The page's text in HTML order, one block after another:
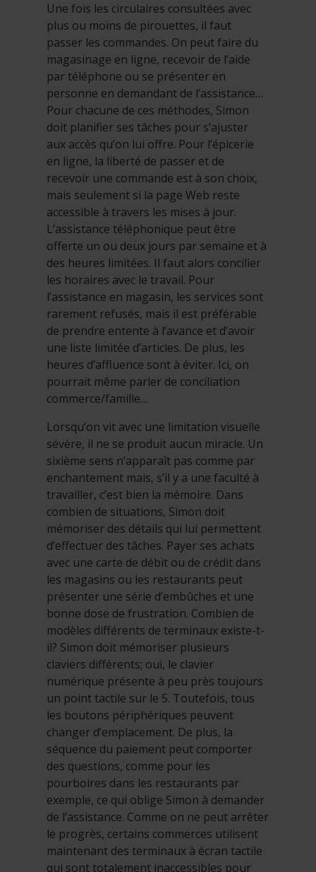
Une fois les circulaires consultées avec
plus ou moins de pirouettes, il faut
passer les commandes. On peut faire du
magasinage en ligne, recevoir de l’aide
par téléphone ou se présenter en
personne en demandant de l’assistance…
Pour chacune de ces méthodes, Simon
doit planifier ses tâches pour s’ajuster
aux accès qu’on lui offre. Pour l’épicerie
en ligne, la liberté de passer et de
recevoir une commande est à son choix,
mais seulement si la page Web reste
accessible à travers les mises à jour.
L’assistance téléphonique peut être
offerte un ou deux jours par semaine et à
des heures limitées. Il faut alors concilier
les horaires avec le travail. Pour
l’assistance en magasin, les services sont
rarement refusés, mais il est préférable
de prendre entente à l’avance et d’avoir
une liste limitée d’articles. De plus, les
heures d’affluence sont à éviter. Ici, on
pourrait même parler de conciliation
commerce/famille…
Lorsqu’on vit avec une limitation visuelle
sévère, il ne se produit aucun miracle. Un
sixième sens n’apparaît pas comme par
enchantement mais, s’il y a une faculté à
travailler, c’est bien la mémoire. Dans
combien de situations, Simon doit
mémoriser des détails qui lui permettent
d’effectuer des tâches. Payer ses achats
avec une carte de débit ou de crédit dans
les magasins ou les restaurants peut
présenter une série d’embûches et une
bonne dose de frustration. Combien de
modèles différents de terminaux existe-t-
il? Simon doit mémoriser plusieurs
claviers différents; oui, le clavier
numérique présente à peu près toujours
un point tactile sur le 5. Toutefois, tous
les boutons périphériques peuvent
changer d’emplacement. De plus, la
séquence du paiement peut comporter
des questions, comme pour les
pourboires dans les restaurants par
exemple, ce qui oblige Simon à demander
de l’assistance. Comme on ne peut arrêter
le progrès, certains commerces utilisent
maintenant des terminaux à écran tactile
qui sont totalement inaccessibles pour